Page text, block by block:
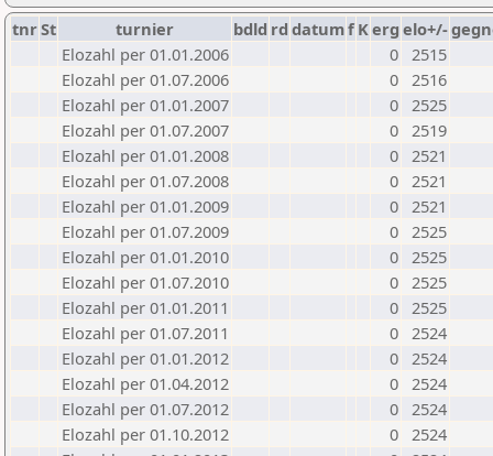
tnrSt turnier bdld rd datumf Kerg elo+/-
Elozahl per 01.01.2006
0 2515
Elozahl per 01.07.2006
0 2516
Elozahl per 01.01.2007
0 2525
Elozahl per 01.07.2007
0 2519
Elozahl per 01.01.2008
0 2521
Elozahl per 01.07.2008
0 2521
Elozahl per 01.01.2009
0 2521
Elozahl per 01.07.2009
0 2525
Elozahl per 01.01.2010
0 2525
Elozahl per 01.07.2010
0 2525
Elozahl per 01.01.2011
0 2525
Elozahl per 01.07.2011
0 2524
Elozahl per 01.01.2012
0 2524
Elozahl per 01.04.2012
0 2524
Elozahl per 01.07.2012
0 2524
Elozahl per 01.10.2012
0 2524